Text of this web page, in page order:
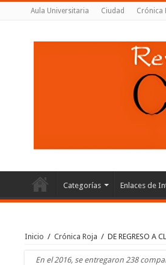
Aula Universitaria Ciudad Crónica
Categorías Enlaces de
Inicio / Crónica Roja / DE REGRESO A
En el 2016, se entregaron 238